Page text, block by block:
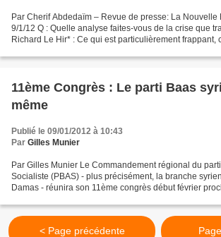
Par Cherif Abdedaïm – Revue de presse: La
9/1/12 Q : Quelle analyse faites-vous de la crise que
Richard Le Hir* : Ce qui est particulièrement frappant,
11ème Congrès : Le parti Baas
même
Publié le 09/01/2012 à 10:43
Par Gilles Munier
Par Gilles Munier Le Commandement régional du
Socialiste (PBAS) - plus précisément, la branche
Damas - réunira son 11ème congrès début février
< Page précédente